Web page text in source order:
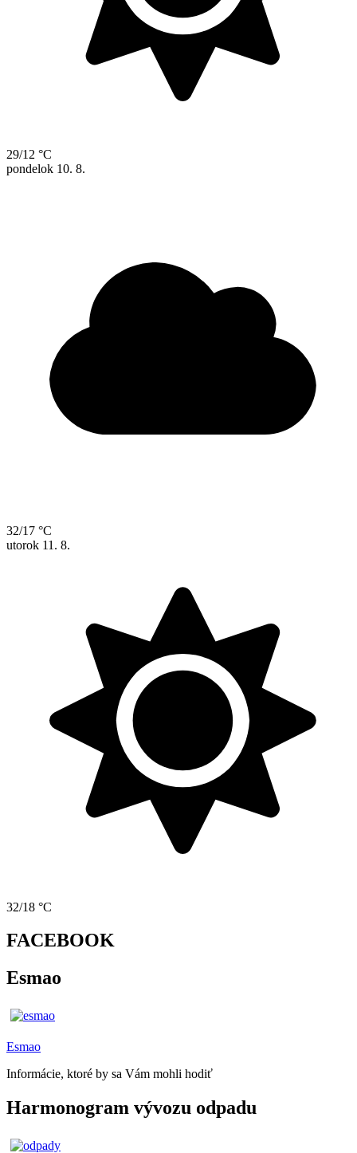
29/12 °C
pondelok 10. 8.
32/17 °C
utorok 11. 8.
32/18 °C
FACEBOOK
Esmao
Esmao
Informácie, ktoré by sa Vám mohli hodiť
Harmonogram vývozu odpadu